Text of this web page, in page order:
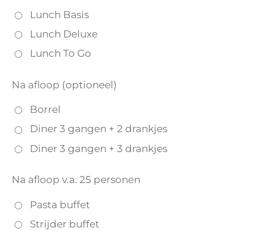
Lunch Basis
Lunch Deluxe
Lunch To Go
Na afloop (optioneel)
Borrel
Diner 3 gangen + 2 drankjes
Diner 3 gangen + 3 drankjes
Na afloop v.a. 25 personen
Pasta buffet
Strijder buffet